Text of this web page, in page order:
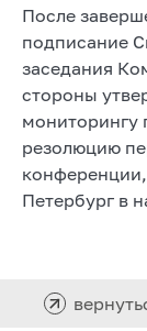
После
подписание
заседания
стороны
мониторингу
резолюцию
конференции,
Петербург в